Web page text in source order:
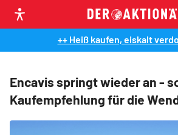
++ Heiß kaufen, eiskalt
Encavis springt wieder an -
Kaufempfehlung für die